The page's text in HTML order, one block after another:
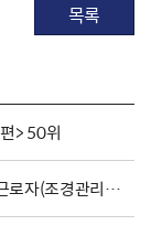
목록
> 50위
국립4.19민주묘지관리소 기간제근로자(조경관리원) 서류전형 합격자 발표 및 면접시험 공고